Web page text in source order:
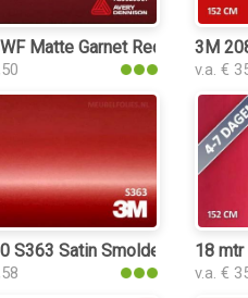
Matte Garnet Red Metallic
3M
v.a. €
interieurfolie
S363 Satin Smoldering Red
18
v.a. €